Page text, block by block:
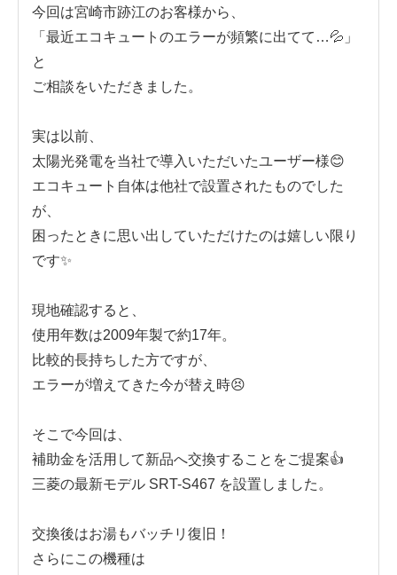
今回は宮崎市跡江のお客様から、
「最近エコキュートのエラーが頻繁に出てて…💦」
と
ご相談をいただきました。
実は以前、
太陽光発電を当社で導入いただいたユーザー様😊
エコキュート自体は他社で設置されたものでした
が、
困ったときに思い出していただけたのは嬉しい限り
です✨
現地確認すると、
使用年数は2009年製で約17年。
比較的長持ちした方ですが、
エラーが増えてきた今が替え時😣
そこで今回は、
補助金を活用して新品へ交換することをご提案👍
三菱の最新モデル SRT-S467 を設置しました。
交換後はお湯もバッチリ復旧！
さらにこの機種は